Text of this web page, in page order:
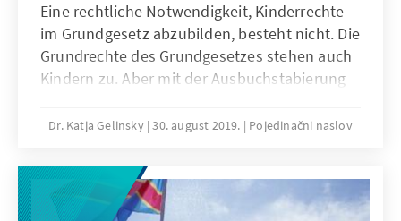
Eine rechtliche Notwendigkeit, Kinderrechte
im Grundgesetz abzubilden, besteht nicht. Die
Grundrechte des Grundgesetzes stehen auch
Kindern zu. Aber mit der Ausbuchstabierung
sich die Erwartung einer Hebelwirkung, das
Kinderrechte insgesamt zu stärken.
Dr. Katja Gelinsky 30. august 2019. Pojedinačni naslov